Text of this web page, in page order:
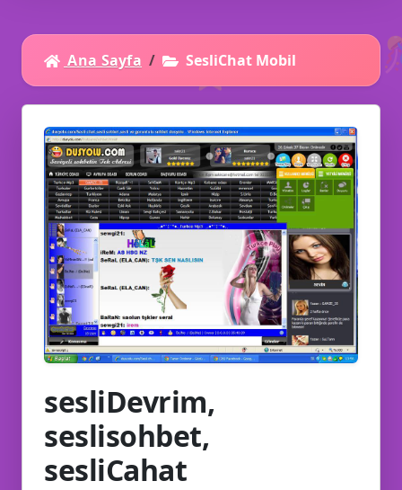
⭐
💡
🚀
Ana Sayfa SesliChat Mobil
sesliDevrim,
seslisohbet,
sesliCahat